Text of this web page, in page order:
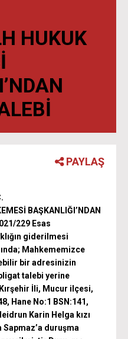
HUKUK
PAYLAŞ
BAŞKANLIĞI’NDAN
229 Esas
giderilmesi
Mahkememizce
bir adresinizin
talebi yerine
İli, Mucur ilçesi,
Hane No:1 BSN:141,
Karin Helga kızı
duruşma